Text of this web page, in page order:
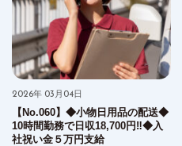
2026年 03月04日
【No.060】◆小物日用品の配送◆
10時間勤務で日収18,700円‼︎◆入
社祝い金５万円支給